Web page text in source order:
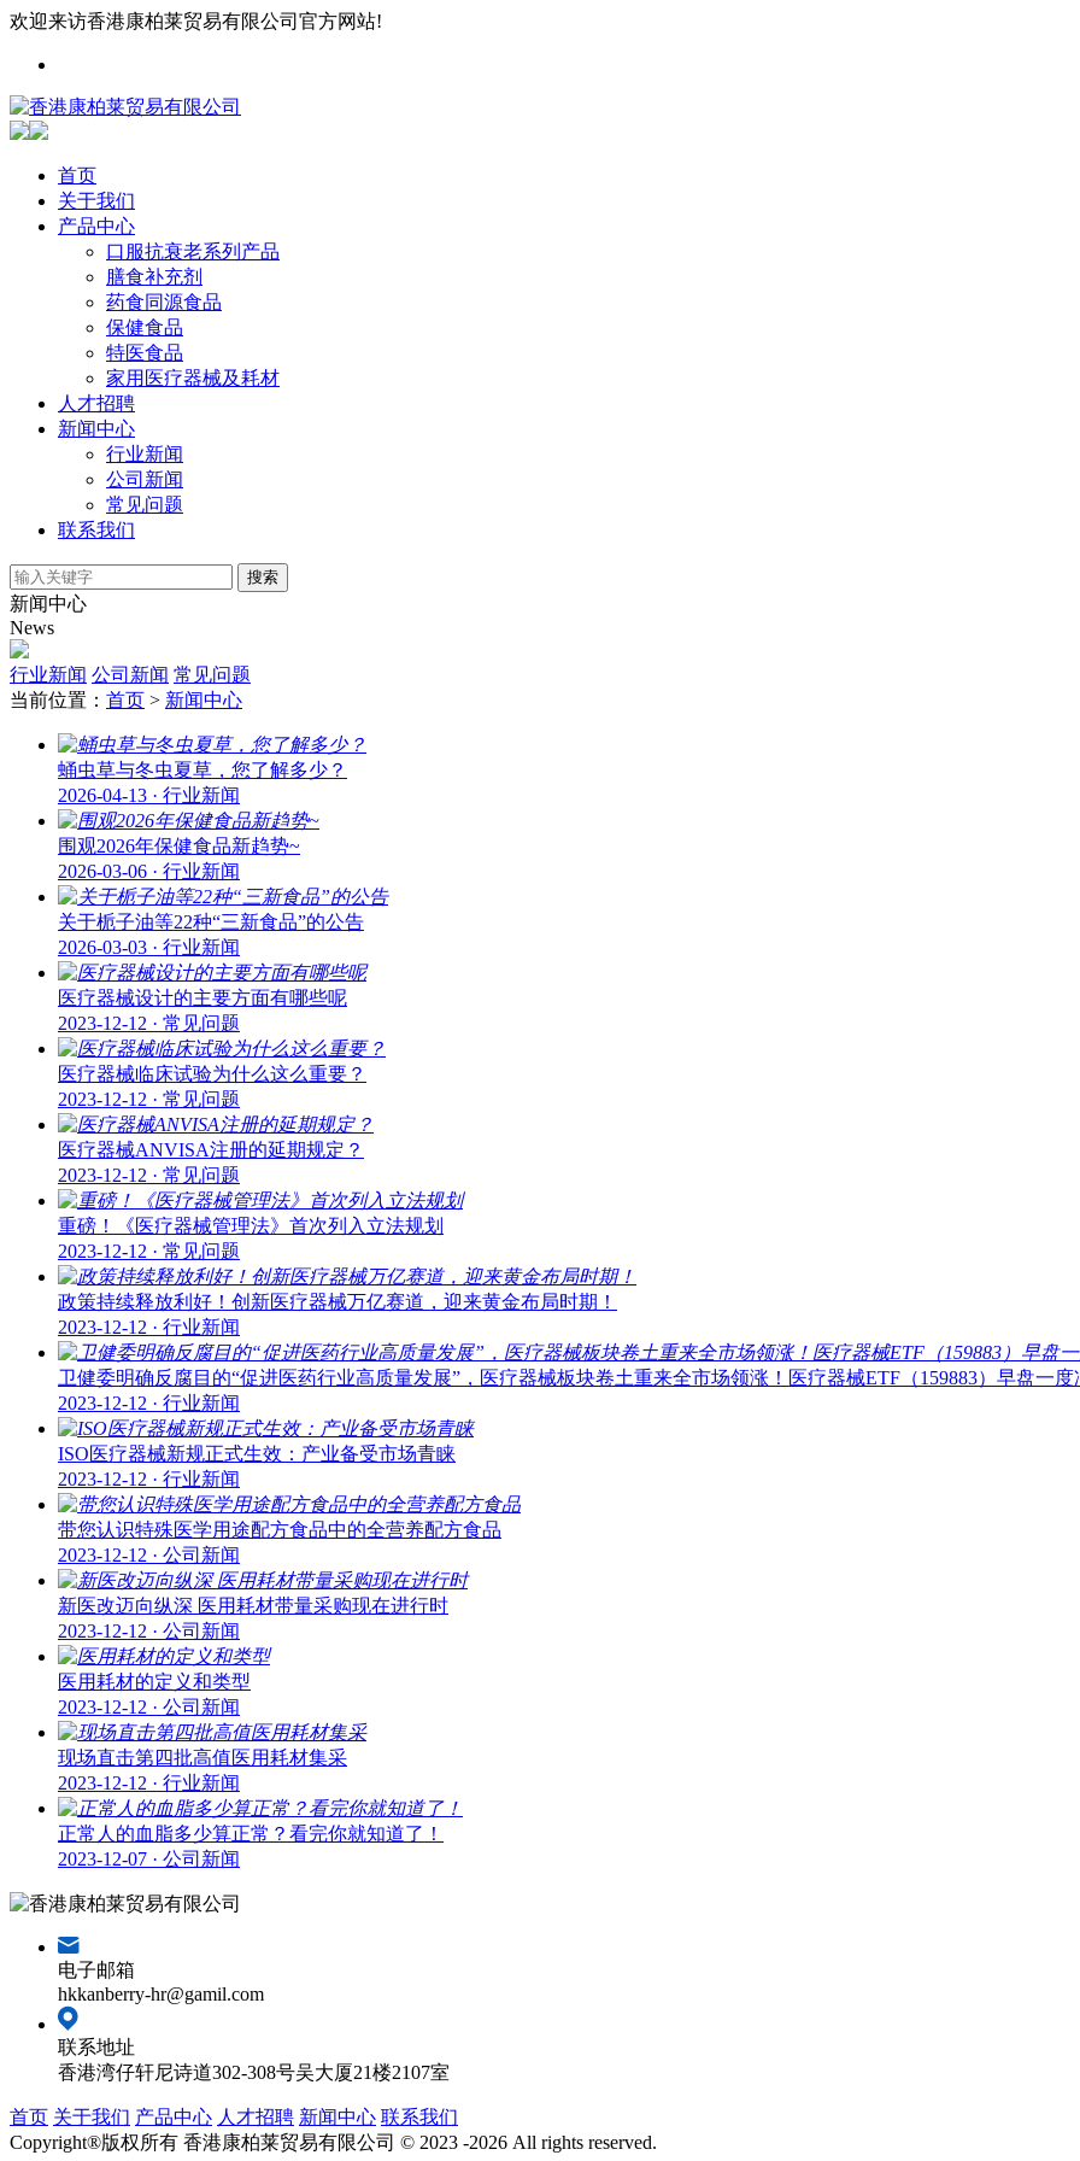
欢迎来访香港康柏莱贸易有限公司官方网站!
首页
关于我们
产品中心
口服抗衰老系列产品
膳食补充剂
药食同源食品
保健食品
特医食品
家用医疗器械及耗材
人才招聘
新闻中心
行业新闻
公司新闻
常见问题
联系我们
搜索
新闻中心
News
行业新闻 公司新闻 常见问题
当前位置： 首页 > 新闻中心
蛹虫草与冬虫夏草，您了解多少？
2026-04-13 · 行业新闻
围观2026年保健食品新趋势~
2026-03-06 · 行业新闻
关于栀子油等22种“三新食品”的公告
2026-03-03 · 行业新闻
医疗器械设计的主要方面有哪些呢
2023-12-12 · 常见问题
医疗器械临床试验为什么这么重要？
2023-12-12 · 常见问题
医疗器械ANVISA注册的延期规定？
2023-12-12 · 常见问题
重磅！《医疗器械管理法》首次列入立法规划
2023-12-12 · 常见问题
政策持续释放利好！创新医疗器械万亿赛道，迎来黄金布局时期！
2023-12-12 · 行业新闻
卫健委明确反腐目的“促进医药行业高质量发展”，医疗器械板块卷土重来全市场领涨！医疗器械ETF（159883）早盘一度
2023-12-12 · 行业新闻
ISO医疗器械新规正式生效：产业备受市场青睐
2023-12-12 · 行业新闻
带您认识特殊医学用途配方食品中的全营养配方食品
2023-12-12 · 公司新闻
新医改迈向纵深 医用耗材带量采购现在进行时
2023-12-12 · 公司新闻
医用耗材的定义和类型
2023-12-12 · 公司新闻
现场直击第四批高值医用耗材集采
2023-12-12 · 行业新闻
正常人的血脂多少算正常？看完你就知道了！
2023-12-07 · 公司新闻
电子邮箱
hkkanberry-hr@gamil.com
联系地址
香港湾仔轩尼诗道302-308号吴大厦21楼2107室
首页 关于我们 产品中心 人才招聘 新闻中心 联系我们
Copyright®版权所有 香港康柏莱贸易有限公司 © 2023 -2026 All rights reserved.